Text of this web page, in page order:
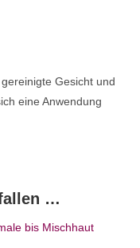
Gesicht und
eine Anwendung
…